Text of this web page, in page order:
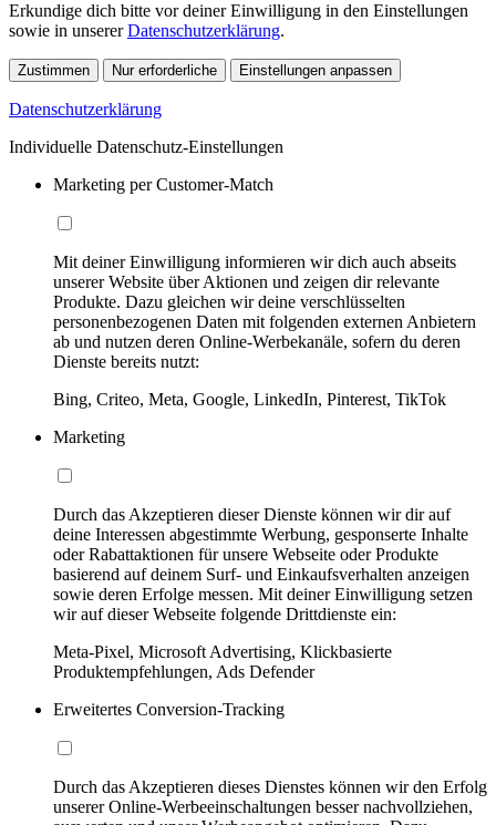
Erkundige dich bitte vor deiner Einwilligung in den Einstellungen
sowie in unsererDatenschutzerklärung.
Zustimmen Nur erforderliche Einstellungen anpassen
Datenschutzerklärung
Individuelle Datenschutz-Einstellungen
Marketing per Customer-Match
Mit deiner Einwilligung informieren wir dich auch abseits
unserer Website über Aktionen und zeigen dir relevante
Produkte. Dazu gleichen wir deine verschlüsselten
personenbezogenen Daten mit folgenden externen Anbietern
ab und nutzen deren Online-Werbekanäle, sofern du deren
Dienste bereits nutzt:
Bing, Criteo, Meta, Google, LinkedIn, Pinterest, TikTok
Marketing
Durch das Akzeptieren dieser Dienste können wir dir auf
deine Interessen abgestimmte Werbung, gesponserte Inhalte
oder Rabattaktionen für unsere Webseite oder Produkte
basierend auf deinem Surf- und Einkaufsverhalten anzeigen
sowie deren Erfolge messen. Mit deiner Einwilligung setzen
wir auf dieser Webseite folgende Drittdienste ein:
Meta-Pixel, Microsoft Advertising, Klickbasierte
Produktempfehlungen, Ads Defender
Erweitertes Conversion-Tracking
Durch das Akzeptieren dieses Dienstes können wir den Erfolg
unserer Online-Werbeeinschaltungen besser nachvollziehen,